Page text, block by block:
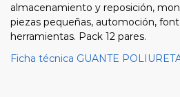
almacenamiento y reposición,
piezas pequeñas, automoción,
herramientas. Pack 12 pares.
Ficha técnica GUANTE